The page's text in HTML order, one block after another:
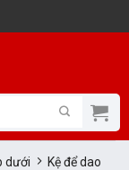
dưới
Kệ để dao